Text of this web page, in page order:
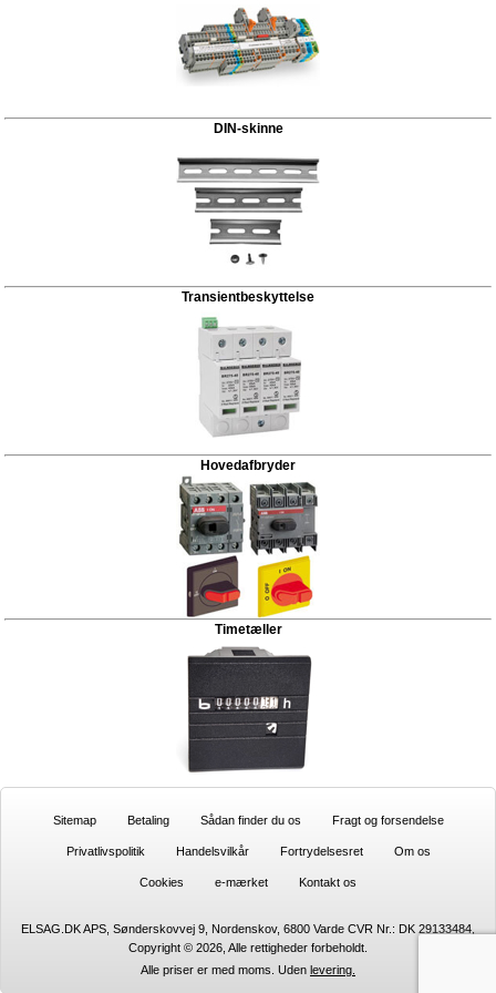
DIN-skinne
Transientbeskyttelse
Hovedafbryder
Timetæller
Sitemap Betaling Sådan finder du os Fragt og forsendelse
Privatlivspolitik Handelsvilkår Fortrydelsesret Om os
Cookies e-mærket Kontakt os
ELSAG.DK APS, Sønderskovvej 9, Nordenskov, 6800 Varde CVR Nr.: DK 29133484,
Copyright © 2026, Alle rettigheder forbeholdt.
Alle priser er med moms. Uden levering.